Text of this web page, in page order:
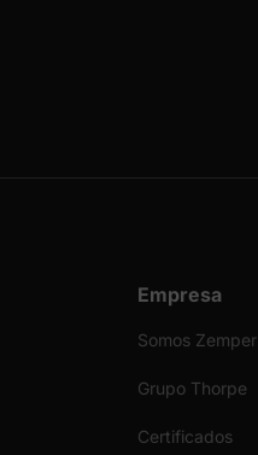
Empresa
Somos Zemper
Grupo Thorpe
Certificados